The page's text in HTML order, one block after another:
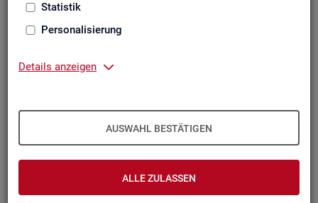
Statistik
Personalisierung
Details anzeigen
AUSWAHL BESTÄTIGEN
ALLE ZULASSEN
Eck­wer­te Ar­beits­markt
Ar­beits­markt in Deutsch­land
Zah­len, Daten, Fak­ten - Struk­tur­da­ten und -in­di­ka­to­
Früh­in­di­ka­to­ren für den Ar­beits­markt
Sai­son­be­rei­nig­te Zeit­rei­hen